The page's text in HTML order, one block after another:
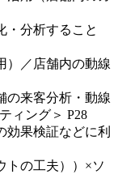
・分析すること
）／店舗内の動線
の来客分析・動線
ィング＞ P28
効果検証などに利
トの工夫））×ソ